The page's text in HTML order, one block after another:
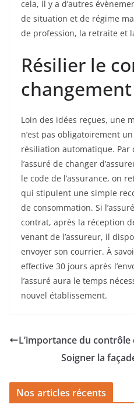
cela, il y a d’autres
de situation et de régime
de profession, la retraite et
Résilier le
Loin des idées reçues, une
n’est pas obligatoirement
résiliation automatique. Par
l’assuré de changer
le code de l’assurance, on
qui stipulent une simple
de consommation. Si
contrat, après la réception
venant de l’assureur, il
envoyer son courrier. À
effective 30 jours après
l’assuré aura le temps
nouvel établissement.
L’importance du
Soigner la
Nos articles récents